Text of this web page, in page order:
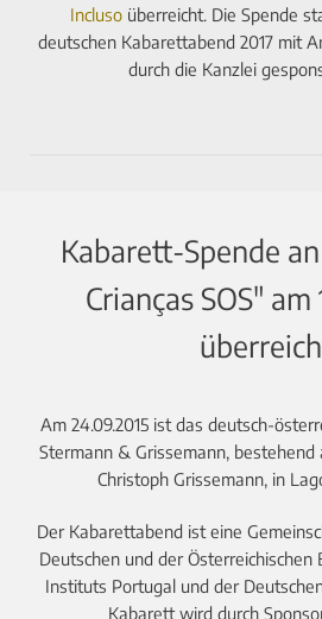
Incluso überreicht. Die Spende
deutschen Kabarettabend 2017 mit
durch die Kanzlei
Kabarett-Spende
Crianças SOS" am
Am 24.09.2015 ist das deutsch-
Stermann & Grissemann, bestehend
Christoph Grissemann, in
Der Kabarettabend ist eine
Deutschen und der
Instituts Portugal und der
Kabarett wird durch